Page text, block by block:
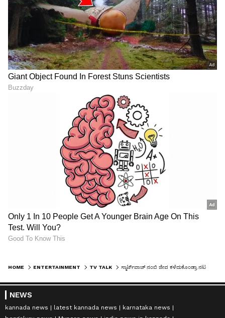
HOME ENTERTAINMENT TV TALK
NEWS
kannada news latest kannada news
karnataka news